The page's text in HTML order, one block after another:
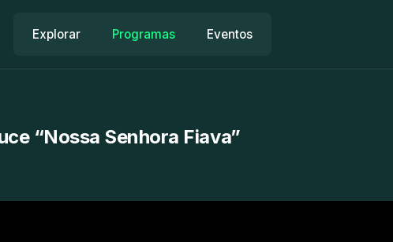
Explorar Programas Eventos
“Nossa Senhora Fiava”